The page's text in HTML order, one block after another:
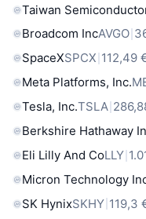
Taiwan
Broadcom IncAVGO
SpaceXSPCX 112,49
Meta Platforms, Inc.
Tesla, Inc.TSLA
Berkshire Hathaway
Eli Lilly And CoLLY
Micron Technology
SK HynixSKHY 119,3